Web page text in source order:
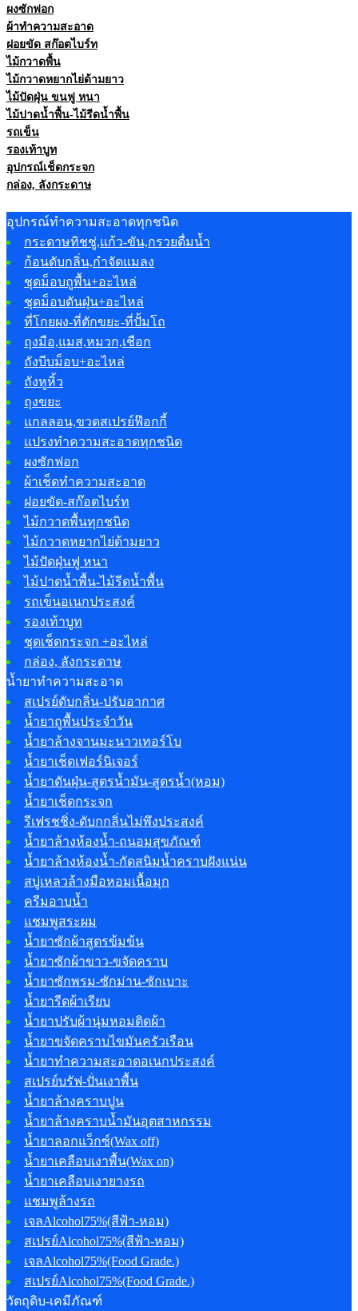
ผงซักฟอก
ผ้าทำความสะอาด
ฝอยขัด สก๊อตไบร์ท
ไม้กวาดพื้น
ไม้กวาดหยากไย่ด้ามยาว
ไม้ปัดฝุ่น ขนฟู หนา
ไม้ปาดน้ำพื้น-ไม้รีดน้ำพื้น
รถเข็น
รองเท้าบูท
อุปกรณ์เช็ดกระจก
กล่อง, ลังกระดาษ
อุปกรณ์ทำความสะอาดทุกชนิด
กระดาษทิชชู่,แก้ว-ขัน,กรวยดื่มน้ำ
ก้อนดับกลิ่น,กำจัดแมลง
ชุดม็อบถูพื้น+อะไหล่
ชุดม็อบดันฝุ่น+อะไหล่
ที่โกยผง-ที่ตักขยะ-ที่ปั้มโถ
ถุงมือ,แมส,หมวก,เชือก
ถังบีบม็อบ+อะไหล่
ถังหูหิ้ว
ถุงขยะ
แกลลอน,ขวดสเปรย์ฟ๊อกกี้
แปรงทำความสะอาดทุกชนิด
ผงซักฟอก
ผ้าเช็ดทำความสะอาด
ฝอยขัด-สก๊อตไบร์ท
ไม้กวาดพื้นทุกชนิด
ไม้กวาดหยากไย่ด้ามยาว
ไม้ปัดฝุ่นฟู หนา
ไม้ปาดน้ำพื้น-ไม้รีดน้ำพื้น
รถเข็นอเนกประสงค์
รองเท้าบูท
ชุดเช็ดกระจก +อะไหล่
กล่อง, ลังกระดาษ
น้ำยาทำความสะอาด
สเปรย์ดับกลิ่น-ปรับอากาศ
น้ำยาถูพื้นประจำวัน
น้ำยาล้างจานมะนาวเทอร์โบ
น้ำยาเช็ดเฟอร์นิเจอร์
น้ำยาดันฝุ่น-สูตรน้ำมัน-สูตรน้ำ(หอม)
น้ำยาเช็ดกระจก
รีเฟรชชิ่ง-ดับกกลิ่นไม่พึงประสงค์
น้ำยาล้างห้องน้ำ-ถนอมสุขภัณฑ์
น้ำยาล้างห้องน้ำ-กัดสนิมน้ำคราบฝังแน่น
สบู่เหลวล้างมือหอมเนื้อมุก
ครีมอาบน้ำ
แชมพูสระผม
น้ำยาซักผ้าสูตรข้มข้น
น้ำยาซักผ้าขาว-ขจัดคราบ
น้ำยาซักพรม-ซักม่าน-ซักเบาะ
น้ำยารีดผ้าเรียบ
น้ำยาปรับผ้านุ่มหอมติดผ้า
น้ำยาขจัดคราบไขมันครัวเรือน
น้ำยาทำความสะอาดอเนกประสงค์
สเปรย์บรัฟ-ปั่นเงาพื้น
น้ำยาล้างคราบปูน
น้ำยาล้างคราบน้ำมันอุตสาหกรรม
น้ำยาลอกแว็กซ์(Wax off)
น้ำยาเคลือบเงาพื้น(Wax on)
น้ำยาเคลือบเงายางรถ
แชมพูล้างรถ
เจลAlcohol75%(สีฟ้า-หอม)
สเปรย์Alcohol75%(สีฟ้า-หอม)
เจลAlcohol75%(Food Grade.)
สเปรย์Alcohol75%(Food Grade.)
วัตถุดิบ-เคมีภัณฑ์